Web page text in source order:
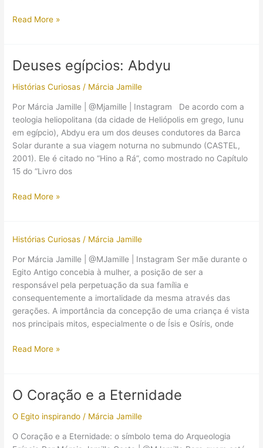
【Artigo】
monovalente
e
do
Livro
Egípcio
dos
Mortos
Read More »
Deuses egípcios: Abdyu
Histórias Curiosas / Márcia Jamille
Por Márcia Jamille | @Mjamille | Instagram De acordo com a
teologia heliopolitana (da cidade de Heliópolis em grego, Iunu
em egípcio), Abdyu era um dos deuses condutores da Barca
Solar durante a sua viagem noturna no submundo (CASTEL,
2001). Ele é citado no “Hino a Rá”, como mostrado no Capítulo
15 do “Livro dos
Deuses
Read More »
Histórias Curiosas / Márcia Jamille
Por Márcia Jamille | @MJamille | Instagram Ser mãe durante o
Egito Antigo concebia à mulher, a posição de ser a
responsável pela perpetuação da sua família e
consequentemente a imortalidade da mesma através das
gerações. A importância da concepção de uma criança é vista
nos principais mitos, especialmente o de Ísis e Osíris, onde
Ser
Antigo
Read More »
O Coração e a Eternidade
O Egito inspirando / Márcia Jamille
O Coração e a Eternidade: o símbolo tema do Arqueologia